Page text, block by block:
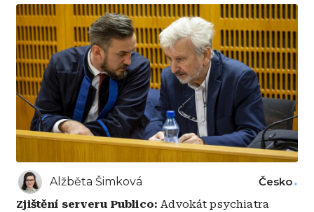
Alžběta Šimková Česko
Zjištění serveru Publico: Advokát psychiatra